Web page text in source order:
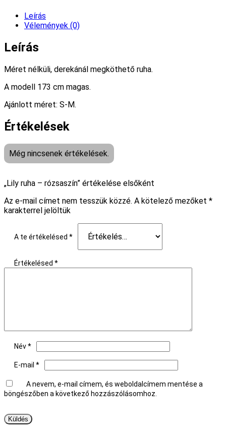
Leírás
Vélemények (0)
Leírás
Méret nélküli, derekánál megköthető ruha.
A modell 173 cm magas.
Ajánlott méret: S-M.
Értékelések
Még nincsenek értékelések.
„Lily ruha – rózsaszín” értékelése elsőként
Az e-mail címet nem tesszük közzé. A kötelező mezőket *
karakterrel jelöltük
A te értékelésed *
Értékelésed *
Név*
E-mail *
A nevem, e-mail címem, és weboldalcímem mentése a
böngészőben a következő hozzászólásomhoz.